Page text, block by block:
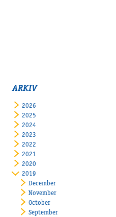
ARKIV
2026
2025
2024
2023
2022
2021
2020
2019
December
November
October
September